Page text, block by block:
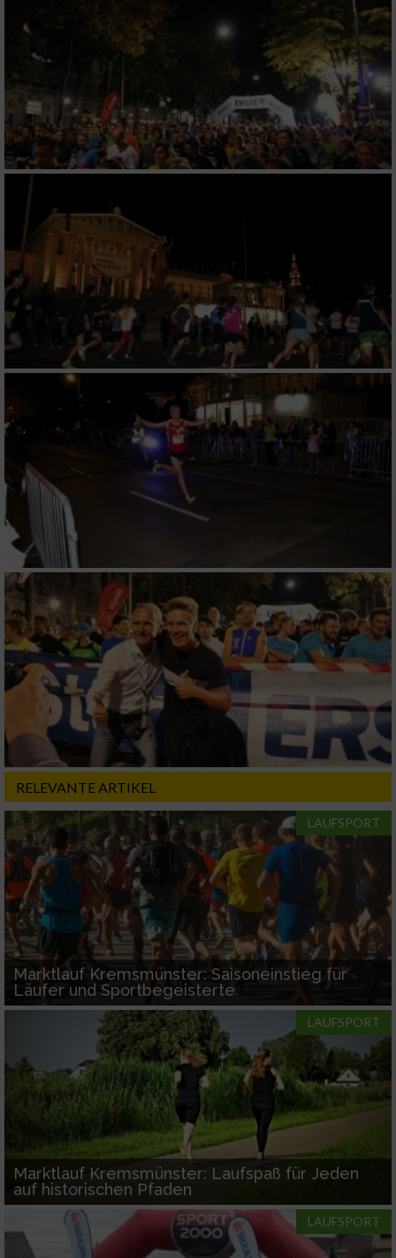
RELEVANTE ARTIKEL
LAUFSPORT
Marktlauf Kremsmünster: Saisoneinstieg für
Läufer und Sportbegeisterte
LAUFSPORT
Marktlauf Kremsmünster: Laufspaß für Jeden
auf historischen Pfaden
LAUFSPORT
Performance
Funktional
Werbung